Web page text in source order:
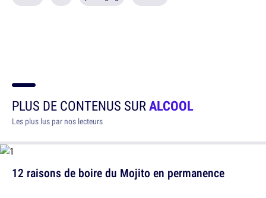
PLUS DE CONTENUS SURALCOOL
Les plus lus par nos lecteurs
12 raisons de boire du Mojito en permanence